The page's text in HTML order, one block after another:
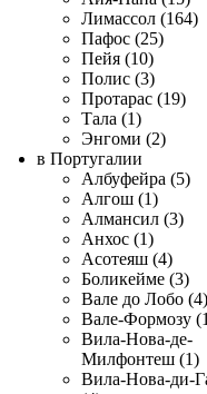
Лимассол (164)
Пафос (25)
Пейя (10)
Полис (3)
Протарас (19)
Тала (1)
Энгоми (2)
в Португалии
Албуфейра (5)
Алгош (1)
Алмансил (3)
Анхос (1)
Асотеяш (4)
Боликейме (3)
Вале до Лобо (4)
Вале-Формозу
Вила-Нова-де-
Милфонтеш (1)
Вила-Нова-ди-